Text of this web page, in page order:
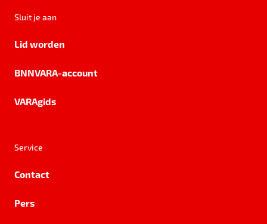
Sluit je aan
Lid worden
BNNVARA-account
VARAgids
Service
Contact
Pers